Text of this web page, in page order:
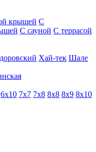
крышей С
С сауной С террасой
Хай-тек Шале
6х10 7х7 7х8 8х8 8х9 8х10